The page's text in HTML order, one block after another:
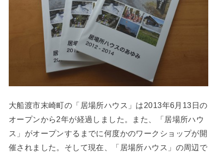
大船渡市末崎町の「居場所ハウス」は2013年6月13日の
オープンから2年が経過しました。また、「居場所ハウ
ス」がオープンするまでに何度かのワークショップが開
催されました。そして現在、「居場所ハウス」の周辺で